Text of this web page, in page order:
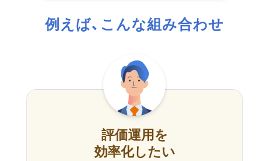
例えば、こんな組み合わせ
評価運用を
効率化したい